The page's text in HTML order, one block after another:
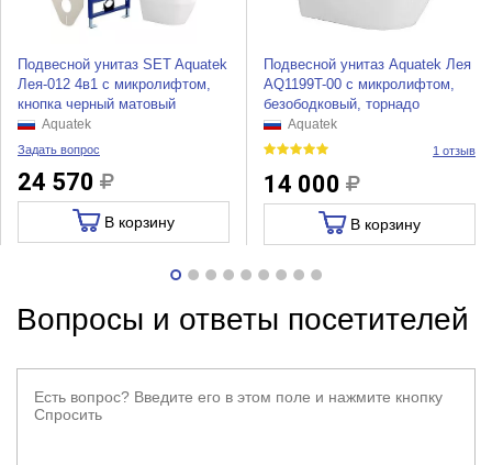
Подвесной унитаз SET Aquatek
Лея-012 4в1 с микролифтом,
кнопка черный матовый
Aquatek
Задать вопрос
24 570
В корзину
Подвесной унитаз Aquatek Лея
AQ1199T-00 с микролифтом,
безободковый, торнадо
Aquatek
1 отзыв
14 000
В корзину
Вопросы и ответы посетителей